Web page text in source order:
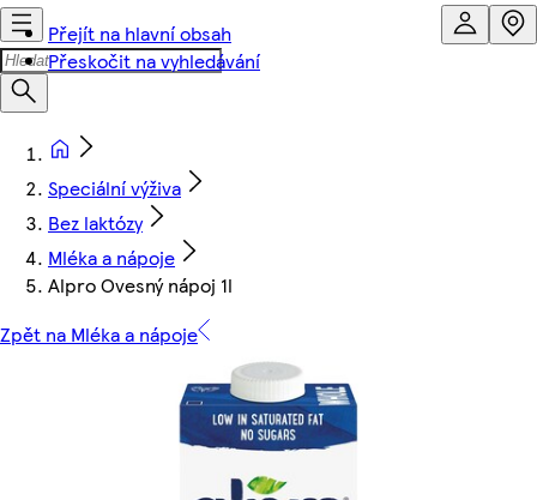
Přejít na hlavní obsah
Přeskočit na vyhledávání
Speciální výživa
Bez laktózy
Mléka a nápoje
Alpro Ovesný nápoj 1l
Zpět na Mléka a nápoje